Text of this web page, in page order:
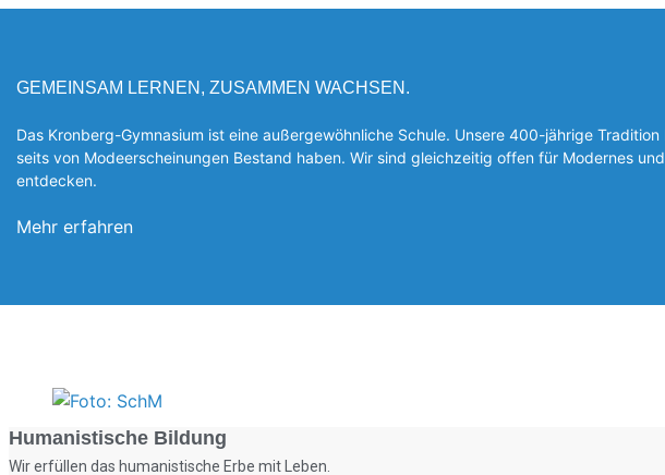
GEMEINSAM LERNEN, ZUSAMMEN WACHSEN.
Das Kronberg-Gymnasium ist eine außergewöhnliche Schule. Unsere 400-jährige
seits von Modeerscheinungen Be­stand haben. Wir sind gleichzeitig offen für Modernes
entde­cken.
Mehr erfahren
Humanistische Bildung
Wir erfüllen das humanistische Erbe mit Leben.